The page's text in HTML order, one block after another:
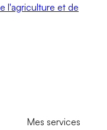
l'agriculture et de
Mes services